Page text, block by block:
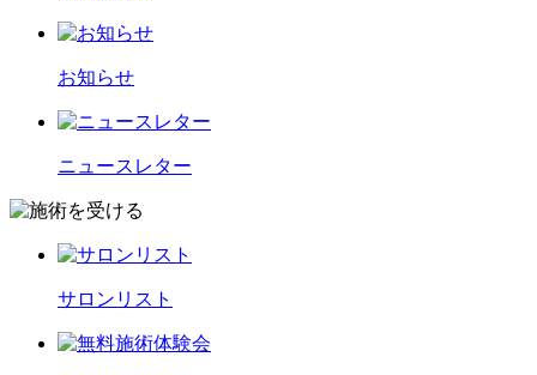
お知らせ
ニュースレター
サロンリスト